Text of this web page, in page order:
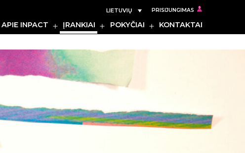
LIETUVIŲ PRISIJUNGIMAS
APIE INPACT
Rodyti
meniu
ĮRANKIAI
Rodyti
meniu
POKYČIAI
Rodyti
meniu
KONTAKTAI